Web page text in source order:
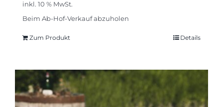
inkl. 10 % MwSt.
Beim Ab-Hof-Verkauf abzuholen
Zum Produkt Details